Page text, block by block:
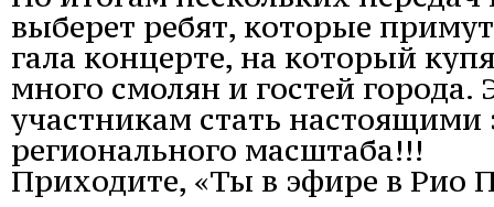
выберет ребят, которые
гала концерте, на который
много смолян и гостей
участникам стать настоящими
регионального масштаба!!!
Приходите, «Ты в эфире в Рио